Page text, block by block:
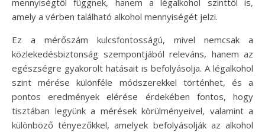
amely a vérben található alkohol mennyiségét jelzi.
Ez a mérőszám kulcsfontosságú, mivel nemcsak a
közlekedésbiztonság szempontjából releváns, hanem az
egészségre gyakorolt hatásait is befolyásolja. A légalkohol
szint mérése különféle módszerekkel történhet, és a
pontos eredmények elérése érdekében fontos, hogy
tisztában legyünk a mérések körülményeivel, valamint a
különböző tényezőkkel, amelyek befolyásolják az alkohol